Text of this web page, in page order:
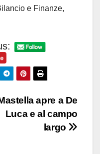
e Finanze,
apre a De
Luca e al campo
largo